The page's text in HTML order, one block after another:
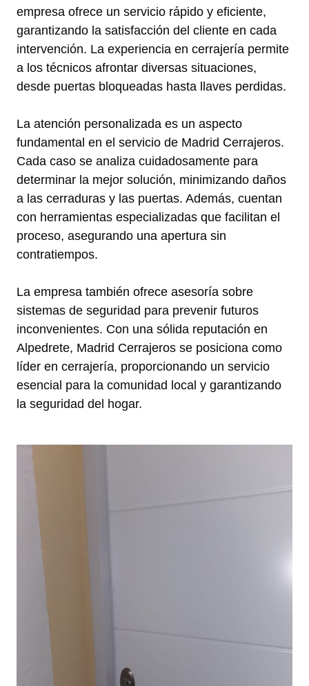
empresa ofrece un servicio rápido y eficiente,
garantizando la satisfacción del cliente en cada
intervención. La experiencia en cerrajería permite
a los técnicos afrontar diversas situaciones,
desde puertas bloqueadas hasta llaves perdidas.
La atención personalizada es un aspecto
fundamental en el servicio de Madrid Cerrajeros.
Cada caso se analiza cuidadosamente para
determinar la mejor solución, minimizando daños
a las cerraduras y las puertas. Además, cuentan
con herramientas especializadas que facilitan el
proceso, asegurando una apertura sin
contratiempos.
La empresa también ofrece asesoría sobre
sistemas de seguridad para prevenir futuros
inconvenientes. Con una sólida reputación en
Alpedrete, Madrid Cerrajeros se posiciona como
líder en cerrajería, proporcionando un servicio
esencial para la comunidad local y garantizando
la seguridad del hogar.